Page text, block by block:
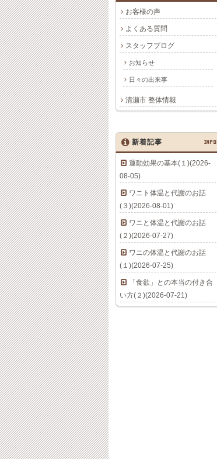
お客様の声
よくある質問
スタッフブログ
お知らせ
日々の出来事
清瀬市 整体情報
新着記事 INFO
運動効果の基本(１)(2026-
08-05)
ワニト体温と代謝のお話
(３)(2026-08-01)
ワニと体温と代謝のお話
(２)(2026-07-27)
ワニの体温と代謝のお話
(１)(2026-07-25)
「食欲」との本当の付き合
い方(２)(2026-07-21)